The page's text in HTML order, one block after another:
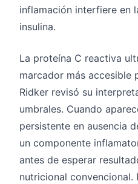
inflamación interfiere en
insulina.
La proteína C reactiva
marcador más accesible
Ridker revisó su
umbrales. Cuando
persistente en ausencia
un componente
antes de esperar
nutricional convencional.